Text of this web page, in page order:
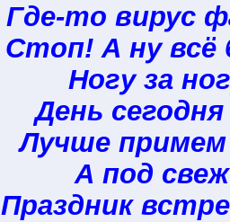
Где-то вирус
Стоп! А ну всё
Ногу за
День
Лучше
А под
Праздник